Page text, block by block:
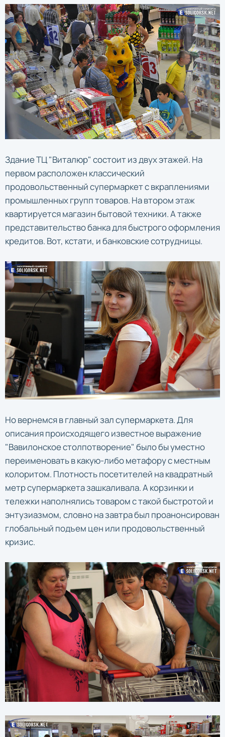
Здание ТЦ "Виталюр" состоит из двух этажей. На
первом расположен классический
продовольственный супермаркет с вкраплениями
промышленных групп товаров. На втором этаж
квартируется магазин бытовой техники. А также
представительство банка для быстрого оформления
кредитов. Вот, кстати, и банковские сотрудницы.
Но вернемся в главный зал супермаркета. Для
описания происходящего известное выражение
"Вавилонское столпотворение" было бы уместно
переименовать в какую-либо метафору с местным
колоритом. Плотность посетителей на квадратный
метр супермаркета зашкаливала. А корзинки и
тележки наполнялись товаром с такой быстротой и
энтузиазмом, словно на завтра был проанонсирован
глобальный подъем цен или продовольственный
кризис.